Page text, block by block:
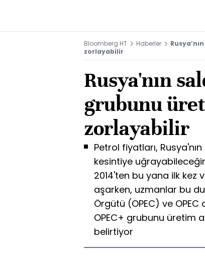
Bloomberg HT Haberler
zorlayabilir
Rusya'nın
grubunu
zorlayabilir
Petrol fiyatları, Rusya'nın
kesintiye
2014'ten bu yana ilk kez
aşarken, uzmanlar bu
Örgütü (OPEC) ve OPEC
OPEC+ grubunu üretim
belirtiyor